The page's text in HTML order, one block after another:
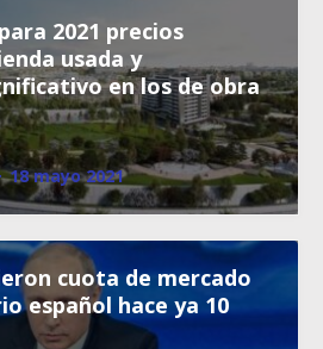
2021 precios
usada y
en los de obra
18 mayo 2021
cuota de mercado
español hace ya 10